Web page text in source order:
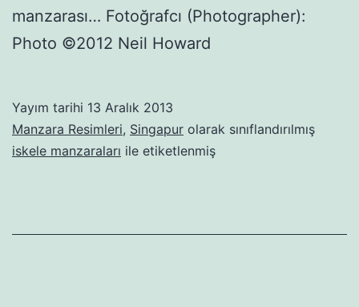
manzarası… Fotoğrafcı (Photographer):
Photo ©2012 Neil Howard
Yayım tarihi 13 Aralık 2013
Manzara Resimleri, Singapur olarak sınıflandırılmış
iskele manzaraları ile etiketlenmiş